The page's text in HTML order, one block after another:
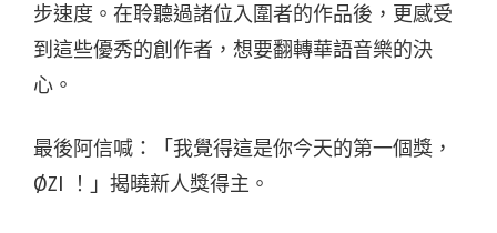
步速度。在聆聽過諸位入圍者的作品後，更感受
到這些優秀的創作者，想要翻轉華語音樂的決
心。
最後阿信喊：「我覺得這是你今天的第一個獎，
ØZI ！」揭曉新人獎得主。